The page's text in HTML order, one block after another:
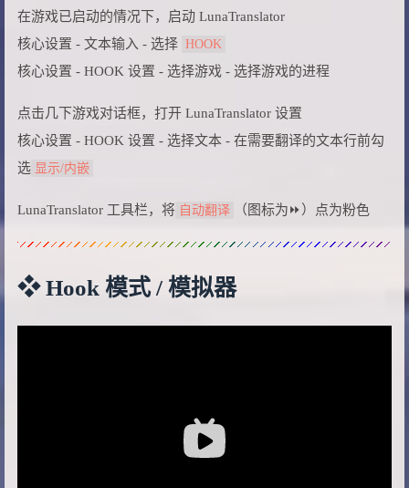
在游戏已启动的情况下，启动 LunaTranslator
核心设置 - 文本输入 - 选择 HOOK
核心设置 - HOOK 设置 - 选择游戏 - 选择游戏的进程
点击几下游戏对话框，打开 LunaTranslator 设置
核心设置 - HOOK 设置 - 选择文本 - 在需要翻译的文本行前勾
选 显示/内嵌
LunaTranslator 工具栏，将 自动翻译 （图标为⏩）点为粉色
❖ Hook 模式 / 模拟器